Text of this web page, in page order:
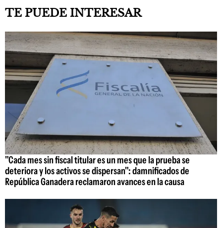
TE PUEDE INTERESAR
"Cada mes sin fiscal titular es un mes que la prueba se
deteriora y los activos se dispersan": damnificados de
República Ganadera reclamaron avances en la causa